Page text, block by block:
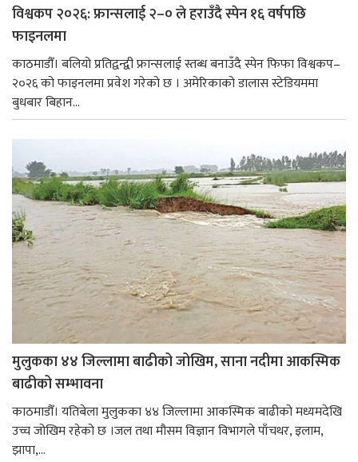
विश्वकप २०२६: फ्रान्सलाई २–० ले हराउँदै स्पेन १६ वर्षपछि
फाइनलमा
काठमाडौँ। बलियो प्रतिद्वन्द्वी फ्रान्सलाई स्तब्ध बनाउँदै स्पेन फिफा विश्वकप–
२०२६ को फाइनलमा प्रवेश गरेको छ । अमेरिकाको डालास स्टेडियममा
बुधबार बिहान...
मुलुकका ४४ जिल्लामा बाढीको जोखिम, साना नदीमा आकस्मिक
बाढीको सम्भावना
काठमाडौँ। यतिबेला मुलुकका ४४ जिल्लामा आकस्मिक बाढीको मध्यमदेखि
उच्च जोखिम रहेको छ ।जल तथा मौसम विज्ञान विभागले पाँचथर, इलाम,
झापा,...